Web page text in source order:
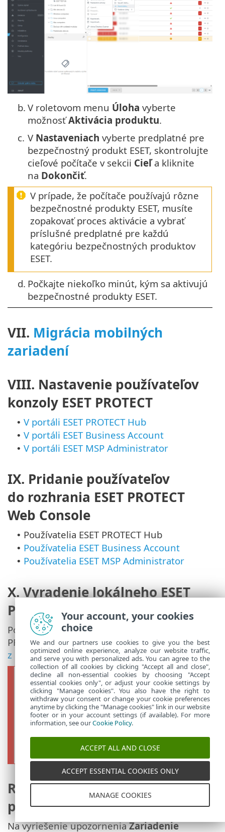
b. V roletovom menu Úloha vyberte
možnosťAktivácia produktu.
c. V Nastaveniach vyberte predplatné pre
bezpečnostný produkt ESET, skontrolujte
cieľové počítače v sekcii Cieľa kliknite
na Dokončiť.
V prípade, že počítače používajú rôzne
bezpečnostné produkty ESET, musíte
zopakovať proces aktivácie a vybrať
príslušné predplatné pre každú
kategóriu bezpečnostných produktov
ESET.
d. Počkajte niekoľko minút, kým sa aktivujú
bezpečnostné produkty ESET.
VII. Migrácia mobilných
zariadení
VIII. Nastavenie používateľov
konzoly ESET PROTECT
• V portáli ESET PROTECT Hub
• V portáli ESET Business Account
• V portáli ESET MSP Administrator
IX. Pridanie používateľov
do rozhrania ESET PROTECT
Web Console
• Používatelia ESET PROTECT Hub
• Používatelia ESET Business Account
• Používatelia ESET MSP Administrator
X. Vyradenie lokálneho ESET
PROTECT Servera z prevádzky
Po úspešnej migrácii do prostredia ESET
PROTECTvyraďte ESET PROTECT Server
z prevádzky.
Ak si chcete lokálny ESET PROTECT
Server ponechať, deaktivujteúlohu
Odstrániť nepripájajúce sa počítače,
aby ste zabránili prípadnej deaktivácii
bezpečnostných produktov ESET
na počítačoch spravovaných cez ESET
Riešenie problémov
po migrácii
Na vyriešenie upozorneniaZariadenie
Your account, your cookies
choice
We and our partners use cookies to give you the best
optimized online experience, analyze our website traffic,
and serve you with personalized ads. You can agree to the
collection of all cookies by clicking "Accept all and close",
decline all non-essential cookies by choosing "Accept
essential cookies only", or adjust your cookie settings by
clicking "Manage cookies". You also have the right to
withdraw your consent or change your cookie preferences
anytime by clicking the "Manage cookies" link in our website
footer or in your account settings (if available). For more
information, see ourCookie Policy.
ACCEPT ALL AND CLOSE
ACCEPT ESSENTIAL COOKIES ONLY
MANAGE COOKIES